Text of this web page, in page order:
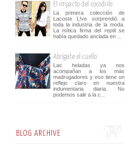
El impacto del cocodrilo
La primera colección de
Lacoste L!ve sorprendió a
toda la industria de la moda.
La mítica firma del reptil se
había quedado anclada en ...
Abrígate el cuello
Las heladas ya nos
acompañan a los más
madrugadores y eso tiene un
reflejo claro en nuestra
indumentaria diaria. No
podemos salir a la c...
BLOG ARCHIVE